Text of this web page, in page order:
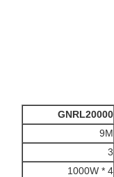
GNRL20000
9M
3
4 * 1000W